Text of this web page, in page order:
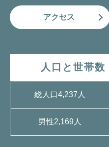
アクセス
人口と世帯数
総人口4,237人
男性2,169人